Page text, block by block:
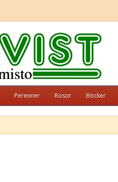
Perenner Rosor Böcker